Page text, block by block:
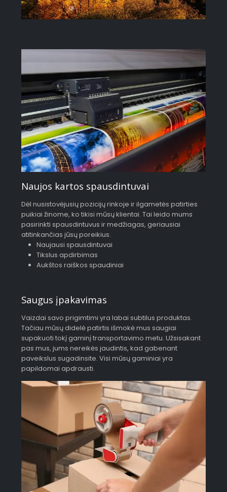
Naujos kartos spausdintuvai
Dėl nusistovėjusių pozicijų rinkoje ir ilgametės patirties
puikiai žinome, ko tikisi mūsų klientai. Tai leido mums
pasirinkti spausdintuvus ir medžiagas, geriausiai
atitinkančias jūsų poreikius.
Naujausi spausdintuvai
Tikslus apdirbimas
Aukštos raiškos spaudiniai
Saugus įpakavimas
Vaizdai savo prigimtimi yra labai subtilus produktas.
Tačiau mūsų didelė patirtis išmokė mus saugiai
supakuoti tokį gaminį transportavimo metu. Užsisakant
pas mus, jums nereikės jaudintis, kad gabenant
paveikslus sugadinsite. Visi mūsų gaminiai yra
papildomai apdrausti.